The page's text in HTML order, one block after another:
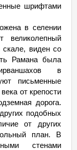
шрифтами
в селении
великолепный
скале, виден со
Рамана была
в
письменные
от крепости
дорога.
подобных
от других
план. В
стенами